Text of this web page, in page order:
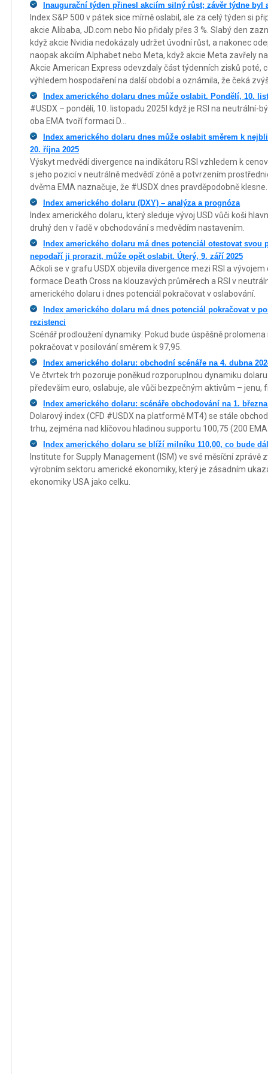
Inaugurační týden přinesl akciím silný růst; závěr týdne byl
Index S&P 500 v pátek sice mírně oslabil, ale za celý týden si
akcie Alibaba, JD.com nebo Nio přidaly přes 3 %. Slabý den
když akcie Nvidia nedokázaly udržet úvodní růst, a nakonec
naopak akciím Alphabet nebo Meta, když akcie Meta zavřely
Akcie American Express odevzdaly část týdenních zisků poté,
výhledem hospodaření na další období a oznámila, že čeká
Index amerického dolaru dnes může oslabit. Pondělí, 10.
#USDX – pondělí, 10. listopadu 2025I když je RSI na neutrální-
oba EMA tvoří formaci D...
Index amerického dolaru dnes může oslabit směrem k
20. října 2025
Výskyt medvědí divergence na indikátoru RSI vzhledem k
s jeho pozicí v neutrálně medvědí zóně a potvrzením
dvěma EMA naznačuje, že #USDX dnes pravděpodobně klesne.
Index amerického dolaru (DXY) – analýza a prognóza
Index amerického dolaru, který sleduje vývoj USD vůči koši
druhý den v řadě v obchodování s medvědím nastavením.
Index amerického dolaru má dnes potenciál otestovat svou
nepodaří ji prorazit, může opět oslabit. Úterý, 9. září 2025
Ačkoli se v grafu USDX objevila divergence mezi RSI a
formace Death Cross na klouzavých průměrech a RSI v
amerického dolaru i dnes potenciál pokračovat v oslabování.
Index amerického dolaru má dnes potenciál pokračovat v
rezistenci
Scénář prodloužení dynamiky: Pokud bude úspěšně
pokračovat v posilování směrem k 97,95.
Index amerického dolaru: obchodní scénáře na 4. dubna
Ve čtvrtek trh pozoruje poněkud rozporuplnou dynamiku
především euro, oslabuje, ale vůči bezpečným aktivům – jenu,
Index amerického dolaru: scénáře obchodování na 1. března
Dolarový index (CFD #USDX na platformě MT4) se stále
trhu, zejména nad klíčovou hladinou supportu 100,75 (200
Index amerického dolaru se blíží milníku 110,00, co bude
Institute for Supply Management (ISM) ve své měsíční zprávě
výrobním sektoru americké ekonomiky, který je zásadním
ekonomiky USA jako celku.